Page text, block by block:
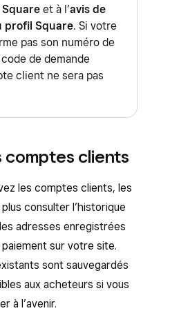
et à l’avis de
profil Square. Si votre
pas son numéro de
de demande
client ne sera pas
comptes clients
les comptes clients, les
consulter l’historique
adresses enregistrées
sur votre site.
sont sauvegardés
aux acheteurs si vous
à l’avenir.